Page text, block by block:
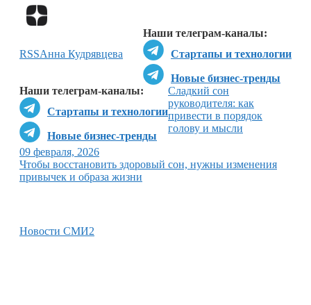
Наши телеграм-каналы:
Стартапы и технологии
Новые бизнес-тренды
Наши телеграм-каналы:
Стартапы и технологии
Новые бизнес-тренды
RSSАнна Кудрявцева
Сладкий сон
руководителя: как
привести в порядок
голову и мысли
09 февраля, 2026
Чтобы восстановить здоровый сон, нужны изменения
привычек и образа жизни
Новости СМИ2